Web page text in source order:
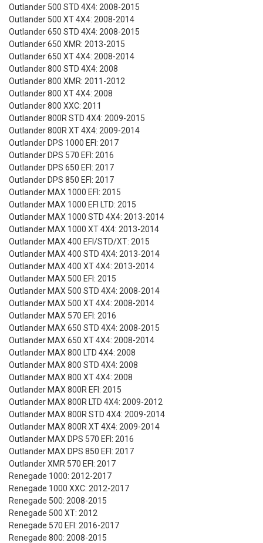
Outlander 500 STD 4X4: 2008-2015
Outlander 500 XT 4X4: 2008-2014
Outlander 650 STD 4X4: 2008-2015
Outlander 650 XMR: 2013-2015
Outlander 650 XT 4X4: 2008-2014
Outlander 800 STD 4X4: 2008
Outlander 800 XMR: 2011-2012
Outlander 800 XT 4X4: 2008
Outlander 800 XXC: 2011
Outlander 800R STD 4X4: 2009-2015
Outlander 800R XT 4X4: 2009-2014
Outlander DPS 1000 EFI: 2017
Outlander DPS 570 EFI: 2016
Outlander DPS 650 EFI: 2017
Outlander DPS 850 EFI: 2017
Outlander MAX 1000 EFI: 2015
Outlander MAX 1000 EFI LTD: 2015
Outlander MAX 1000 STD 4X4: 2013-2014
Outlander MAX 1000 XT 4X4: 2013-2014
Outlander MAX 400 EFI/STD/XT: 2015
Outlander MAX 400 STD 4X4: 2013-2014
Outlander MAX 400 XT 4X4: 2013-2014
Outlander MAX 500 EFI: 2015
Outlander MAX 500 STD 4X4: 2008-2014
Outlander MAX 500 XT 4X4: 2008-2014
Outlander MAX 570 EFI: 2016
Outlander MAX 650 STD 4X4: 2008-2015
Outlander MAX 650 XT 4X4: 2008-2014
Outlander MAX 800 LTD 4X4: 2008
Outlander MAX 800 STD 4X4: 2008
Outlander MAX 800 XT 4X4: 2008
Outlander MAX 800R EFI: 2015
Outlander MAX 800R LTD 4X4: 2009-2012
Outlander MAX 800R STD 4X4: 2009-2014
Outlander MAX 800R XT 4X4: 2009-2014
Outlander MAX DPS 570 EFI: 2016
Outlander MAX DPS 850 EFI: 2017
Outlander XMR 570 EFI: 2017
Renegade 1000: 2012-2017
Renegade 1000 XXC: 2012-2017
Renegade 500: 2008-2015
Renegade 500 XT: 2012
Renegade 570 EFI: 2016-2017
Renegade 800: 2008-2015